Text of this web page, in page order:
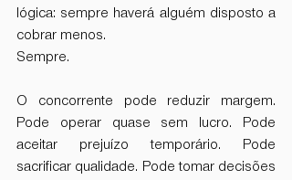
lógica: sempre haverá alguém disposto a
cobrar menos.
Sempre.
O concorrente pode reduzir margem.
Pode operar quase sem lucro. Pode
aceitar prejuízo temporário. Pode
sacrificar qualidade. Pode tomar decisões